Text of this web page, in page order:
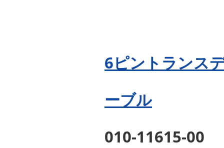
6ピントランス
ーブル
010-11615-00